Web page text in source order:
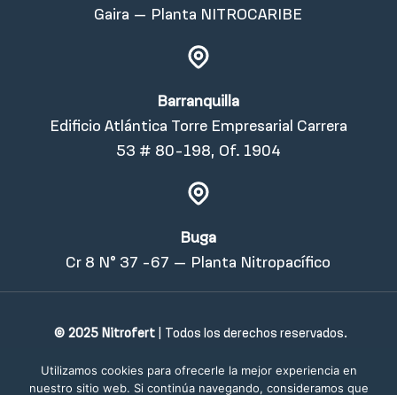
Gaira – Planta NITROCARIBE
Barranquilla
Edificio Atlántica Torre Empresarial Carrera
53 # 80-198, Of. 1904
Buga
Cr 8 N° 37 -67 – Planta Nitropacífico
© 2025 Nitrofert | Todos los derechos reservados.
Desarrollado por20S
Utilizamos cookies para ofrecerle la mejor experiencia en
nuestro sitio web. Si continúa navegando, consideramos que